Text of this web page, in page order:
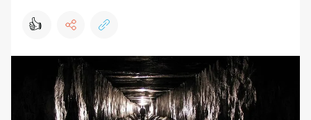
👍